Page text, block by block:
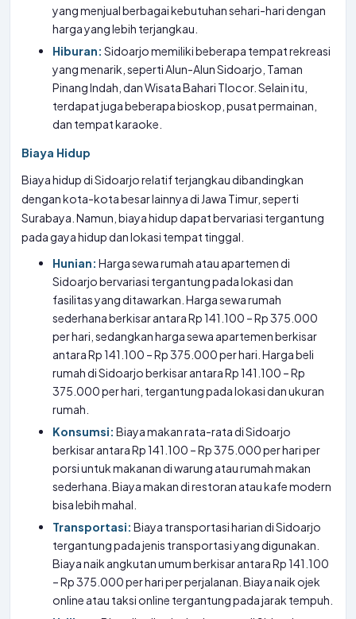
yang menjual berbagai kebutuhan sehari-hari dengan
harga yang lebih terjangkau.
Hiburan: Sidoarjo memiliki beberapa tempat rekreasi
yang menarik, seperti Alun-Alun Sidoarjo, Taman
Pinang Indah, dan Wisata Bahari Tlocor. Selain itu,
terdapat juga beberapa bioskop, pusat permainan,
dan tempat karaoke.
Biaya Hidup
Biaya hidup di Sidoarjo relatif terjangkau dibandingkan
dengan kota-kota besar lainnya di Jawa Timur, seperti
Surabaya. Namun, biaya hidup dapat bervariasi tergantung
pada gaya hidup dan lokasi tempat tinggal.
Hunian: Harga sewa rumah atau apartemen di
Sidoarjo bervariasi tergantung pada lokasi dan
fasilitas yang ditawarkan. Harga sewa rumah
sederhana berkisar antara Rp 141.100 – Rp 375.000
per hari, sedangkan harga sewa apartemen berkisar
antara Rp 141.100 – Rp 375.000 per hari. Harga beli
rumah di Sidoarjo berkisar antara Rp 141.100 – Rp
375.000 per hari, tergantung pada lokasi dan ukuran
rumah.
Konsumsi: Biaya makan rata-rata di Sidoarjo
berkisar antara Rp 141.100 – Rp 375.000 per hari per
porsi untuk makanan di warung atau rumah makan
sederhana. Biaya makan di restoran atau kafe modern
bisa lebih mahal.
Transportasi: Biaya transportasi harian di Sidoarjo
tergantung pada jenis transportasi yang digunakan.
Biaya naik angkutan umum berkisar antara Rp 141.100
– Rp 375.000 per hari per perjalanan. Biaya naik ojek
online atau taksi online tergantung pada jarak tempuh.